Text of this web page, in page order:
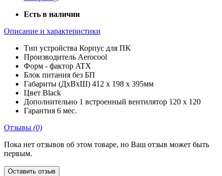
Есть в наличии
Описание и характеристики
Тип устройства Корпус для ПК
Производитель Aerocool
Форм - фактор ATX
Блок питания без БП
Габариты (ДхВхШ) 412 x 198 x 395мм
Цвет Black
Дополнительно 1 встроенный вентилятор 120 x 120
Гарантия 6 мес.
Отзывы (0)
Пока нет отзывов об этом товаре, но Ваш отзыв может быть
первым.
Оставить отзыв